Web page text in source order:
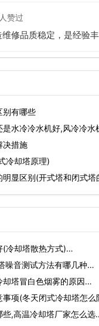
赞过
修品质稳定，是经验丰
别有哪些
水冷冷水机好,风冷冷水
决措施
冷却塔原理)
显区别(开式塔和闭式塔
(冷却塔散热方式)…
噪音测试方法有哪几种…
却塔冒白色烟雾的原因…
事项(冬天闭式冷却塔怎
些,高温冷却塔厂家怎么选